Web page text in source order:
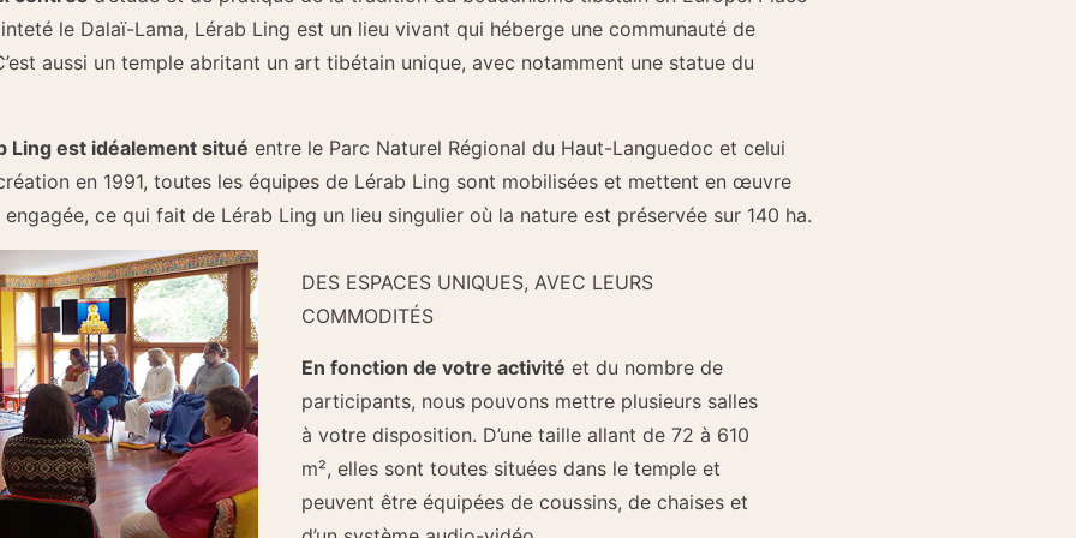
le Dalaï-Lama, Lérab Ling est un lieu vivant qui héberge une communauté de
aussi un temple abritant un art tibétain unique, avec notamment une statue du
Ling est idéalement situé entre le Parc Naturel Régional du Haut-Languedoc et celui
en 1991, toutes les équipes de Lérab Ling sont mobilisées et mettent en œuvre
ce qui fait de Lérab Ling un lieu singulier où la nature est préservée sur 140 ha.
DES ESPACES UNIQUES, AVEC LEURS
COMMODITÉS
En fonction de votre activité et du nombre de
participants, nous pouvons mettre plusieurs salles
à votre disposition. D’une taille allant de 72 à 610
m², elles sont toutes situées dans le temple et
peuvent être équipées de coussins, de chaises et